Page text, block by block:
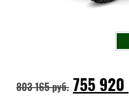
803 165руб. 755 920